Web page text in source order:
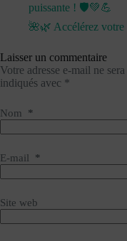
puissante ! 🛡️💚💪
🌺🌿 Accélérez votre
Laisser un commentaire
Votre adresse e-mail ne
indiqués avec *
Nom *
E-mail *
Site web